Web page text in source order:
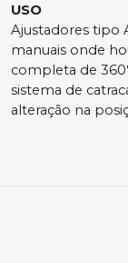
USO
Ajustadores tipo
manuais onde
completa de
sistema de
alteração na